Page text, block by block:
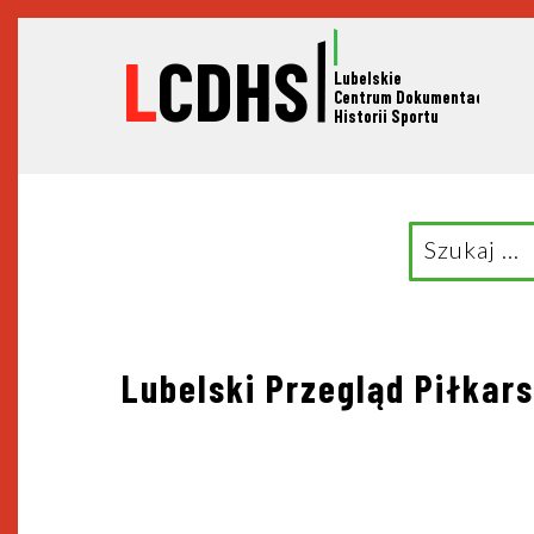
LCDHS
Lubelskie
Centrum Dokumentacji
Historii Sportu
Search
for:
Nawigacja
Lubelski Przegląd